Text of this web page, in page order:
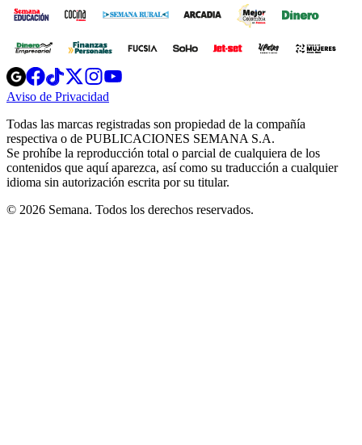
Opens
in
new
Opens
in
new
Opens
in
new
window
Opens
new
windowwindow
Aviso de Privacidad
new
window
Todas las marcas registradas son propiedad de la compañía
respectiva o de PUBLICACIONES SEMANA S.A.
Se prohíbe la reproducción total o parcial de cualquiera de los
contenidos que aquí aparezca, así como su traducción a cualquier
idioma sin autorización escrita por su titular.
© 2026 Semana. Todos los derechos reservados.